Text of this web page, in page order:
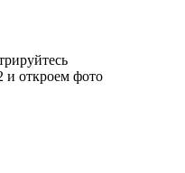
и откроем фото